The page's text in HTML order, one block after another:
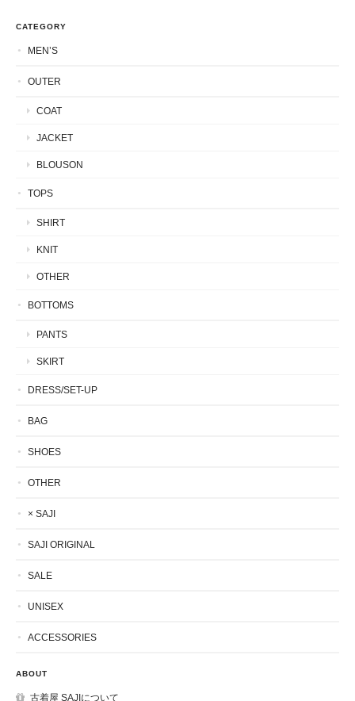
CATEGORY
MEN’S
OUTER
COAT
JACKET
BLOUSON
TOPS
SHIRT
KNIT
OTHER
BOTTOMS
PANTS
SKIRT
DRESS/SET-UP
BAG
SHOES
OTHER
× SAJI
SAJI ORIGINAL
SALE
UNISEX
ACCESSORIES
ABOUT
古着屋 SAJIについて